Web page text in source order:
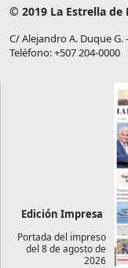
© 2019 La Estrella de
C/ Alejandro A. Duque G.
Teléfono: +507 204-0000
Edición Impresa
Portada del impreso
del 8 de agosto de
2026